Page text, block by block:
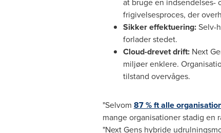
frigivelsesproces, der
Sikker effektuering:Selv-
forlader stedet.
Cloud-drevet drift:Next
miljøer enklere.
tilstand overvåges.
"Selvom 87 % ft alle
mange organisationer stadig en
"Next Gens hybride